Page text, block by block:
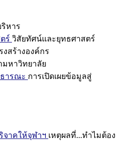
หาร
ร์ วิสัยทัศน์และยุทธศาสตร์
งสร้างองค์กร
มหาวิทยาลัย
ารณะ การเปิดเผยข้อมูลสู่
จาคให้จุฬาฯ เหตุผลที่...ทำไมต้อง